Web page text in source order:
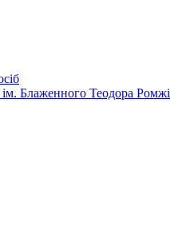
ім. Блаженного Теодора Ромжі